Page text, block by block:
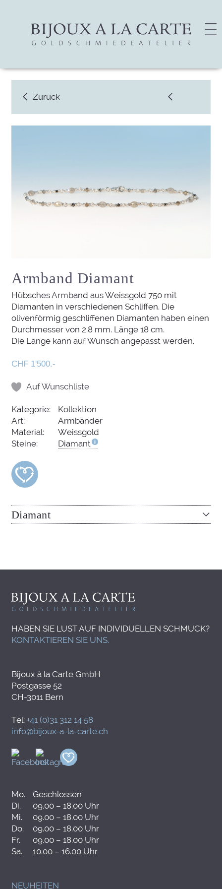
Zurück
Armband Diamant
Hübsches Armband aus Weissgold 750 mit
Diamanten in verschiedenen Schliffen. Die
olivenförmig geschliffenen Diamanten haben einen
Durchmesser von 2.8 mm. Länge 18 cm.
Die Länge kann auf Wunsch angepasst werden.
CHF 1'500.-
Auf Wunschliste
Kategorie:
Kollektion
Art:
Armbänder
Material:
Weissgold
Steine:
Diamant
Diamant
HABEN SIE LUST AUF INDIVIDUELLEN SCHMUCK?
KONTAKTIEREN SIE UNS.
Bijoux à la Carte GmbH
Postgasse 52
CH-3011 Bern
Tel: +41 (0)31 312 14 58
info@bijoux-a-la-carte.ch
Mo.
Geschlossen
Di.
09.00 – 18.00 Uhr
Mi.
09.00 – 18.00 Uhr
Do.
09.00 – 18.00 Uhr
Fr.
09.00 – 18.00 Uhr
Sa.
10.00 – 16.00 Uhr
NEUHEITEN